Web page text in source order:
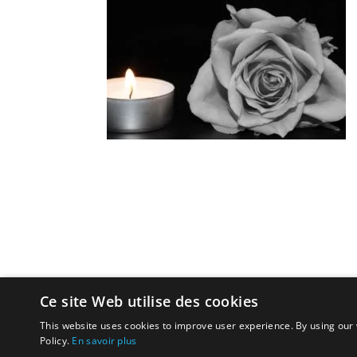
Ce site Web utilise des cookies
This website uses cookies to improve user experience. By using
Policy. En savoir plus